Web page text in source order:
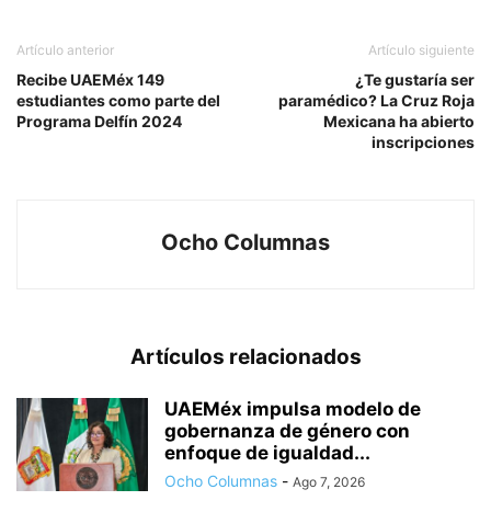
Artículo anterior
Recibe UAEMéx 149
estudiantes como parte del
Programa Delfín 2024
Artículo siguiente
¿Te gustaría ser
paramédico? La Cruz Roja
Mexicana ha abierto
inscripciones
Ocho Columnas
Artículos relacionados
UAEMéx impulsa modelo de
gobernanza de género con
enfoque de igualdad...
Ocho Columnas - Ago 7, 2026